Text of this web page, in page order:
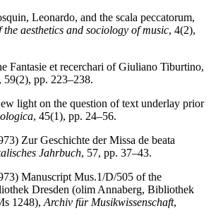
Leonardo, and the scala peccatorum,
aesthetics and sociology of music, 4(2),
Fantasie et recerchari of Giuliano Tiburtino,
, 59(2), pp. 223–238.
light on the question of text underlay prior
, 45(1), pp. 24–56.
Zur Geschichte der Missa de beata
Jahrbuch, 57, pp. 37–43.
Manuscript Mus.1/D/505 of the
Dresden (olim Annaberg, Bibliothek
1248), Archiv für Musikwissenschaft,